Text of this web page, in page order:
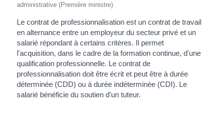
administrative (Première ministre)
Le contrat de professionnalisation est un contrat de travail
en alternance entre un employeur du secteur privé et un
salarié répondant à certains critères. Il permet
l'acquisition, dans le cadre de la formation continue, d'une
qualification professionnelle. Le contrat de
professionnalisation doit être écrit et peut être à durée
déterminée (CDD) ou à durée indéterminée (CDI). Le
salarié bénéficie du soutien d'un tuteur.